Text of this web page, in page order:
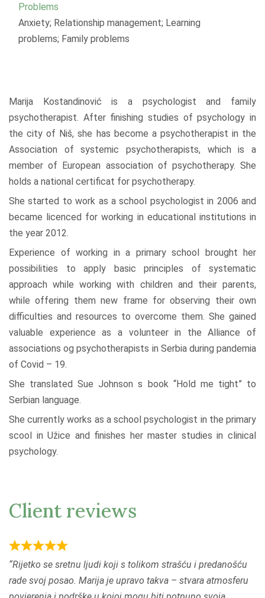
Problems
Anxiety; Relationship management; Learning
problems; Family problems
Marija Kostandinović is a psychologist and family
psychotherapist. After finishing studies of psychology in
the city of Niš, she has become a psychotherapist in the
Association of systemic psychotherapists, which is a
member of European association of psychotherapy. She
holds a national certificat for psychotherapy.
She started to work as a school psychologist in 2006 and
became licenced for working in educational institutions in
the year 2012.
Experience of working in a primary school brought her
possibilities to apply basic principles of systematic
approach while working with children and their parents,
while offering them new frame for observing their own
difficulties and resources to overcome them. She gained
valuable experience as a volunteer in the Alliance of
associations og psychotherapists in Serbia during pandemia
of Covid – 19.
She translated Sue Johnson s book “Hold me tight” to
Serbian language.
She currently works as a school psychologist in the primary
scool in Užice and finishes her master studies in clinical
psychology.
Client reviews
R
a
t
Rijetko se sretnu ljudi koji s tolikom strašću i predanošću
rade svoj posao. Marija je upravo takva – stvara atmosferu